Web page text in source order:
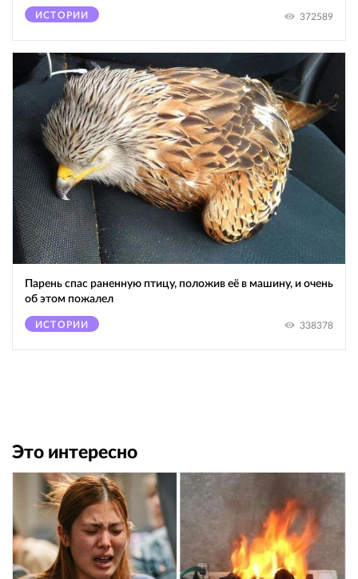
ИСТОРИИ 372589
Парень спас раненную птицу, положив её в машину, и очень
об этом пожалел
ИСТОРИИ 338378
Это интересно